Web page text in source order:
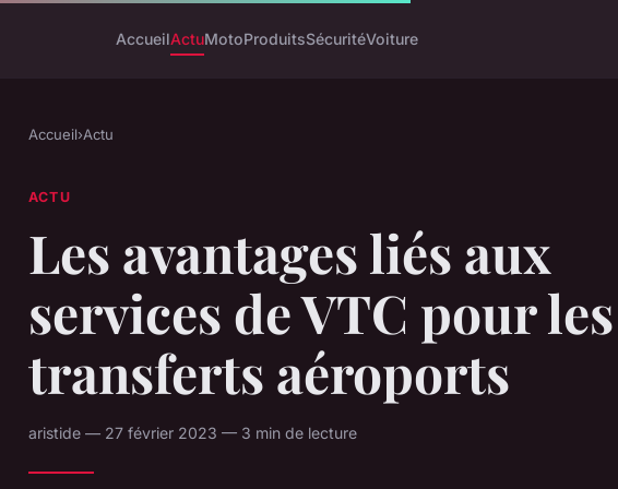
AccueilActuMotoProduitsSécuritéVoiture
Accueil›Actu
ACTU
Les avantages liés aux
services de VTC pour les
transferts aéroports
aristide — 27 février 2023 — 3 min de lecture